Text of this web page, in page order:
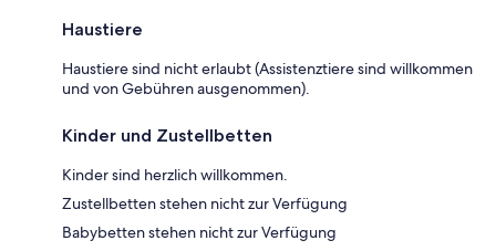
Haustiere
Haustiere sind nicht erlaubt (Assistenztiere sind willkommen
und von Gebühren ausgenommen).
Kinder und Zustellbetten
Kinder sind herzlich willkommen.
Zustellbetten stehen nicht zur Verfügung
Babybetten stehen nicht zur Verfügung